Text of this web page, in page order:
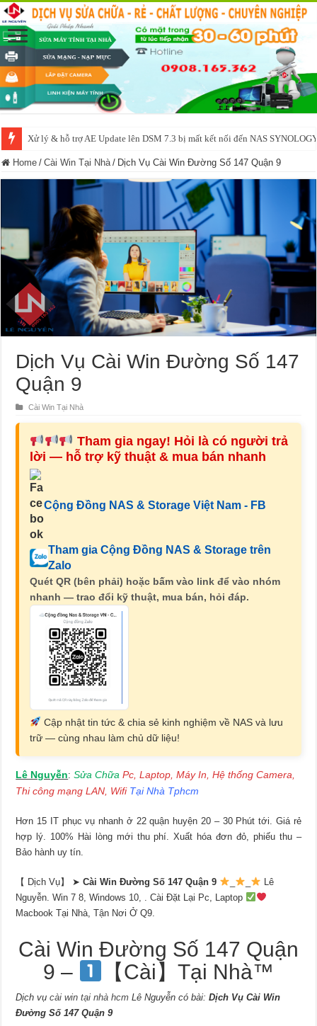
Xử lý & hỗ trợ AE Update lên DSM 7.3 bị mất kết nối đến NAS
NAS IO DATA N3160 2BAY 4BAY – chạy SYNOLOGY, OMV, CASA
Home / Cài Win Tại Nhà / Dịch Vụ Cài Win Đường Số 147 Quận 9
Dịch Vụ Cài Win Đường Số 147
Quận 9
Cài Win Tại Nhà
Tham gia ngay! Hỏi là có người trả
lời — hỗ trợ kỹ thuật & mua bán nhanh
Cộng Đồng NAS & Storage Việt Nam - FB
Tham gia Cộng Đồng NAS & Storage trên
Zalo
Quét QR (bên phải) hoặc bấm vào link để vào nhóm
nhanh — trao đổi kỹ thuật, mua bán, hỏi đáp.
Cập nhật tin tức & chia sẻ kinh nghiệm về NAS và lưu
trữ — cùng nhau làm chủ dữ liệu!
Lê Nguyễn:Sửa Chữa Pc, Laptop, Máy In, Hệ thống Camera,
Thi công mạng LAN, Wifi Tại Nhà Tphcm
Hơn 15 IT phục vụ nhanh ở 22 quận huyện 20 – 30 Phút tới. Giá rẻ
hợp lý. 100% Hài lòng mới thu phí. Xuất hóa đơn đỏ, phiếu thu –
Bảo hành uy tín.
【 Dịch Vụ】 ➤Cài Win Đường Số 147 Quận 9
Lê
Nguyễn. Win 7 8, Windows 10, . Cài Đặt Lại Pc, Laptop
Macbook Tại Nhà, Tận Nơi Ở Q9.
Cài Win Đường Số 147 Quận
9 –
【Cài】Tại Nhà™
Dịch vụ cài win tại nhà hcm Lê Nguyễn có bài:Dịch Vụ Cài Win
Đường Số 147 Quận 9